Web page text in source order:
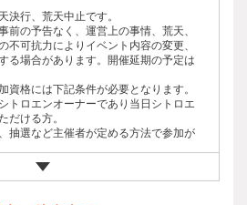
決行、荒天中止です。
前の予告なく、運営上の事情、荒天、
不可抗力によりイベント内容の変更、
る場合があります。開催延期の予定は
資格には下記条件が必要となります。
トロエンオーナーであり当日シトロエ
だける方。
抽選など主催者が定める方法で参加が
料は無料です。会場内における販売物